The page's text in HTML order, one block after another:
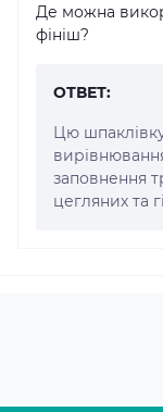
Де можна
фініш?
ОТВЕТ:
Цю
заповнення
цегляних та